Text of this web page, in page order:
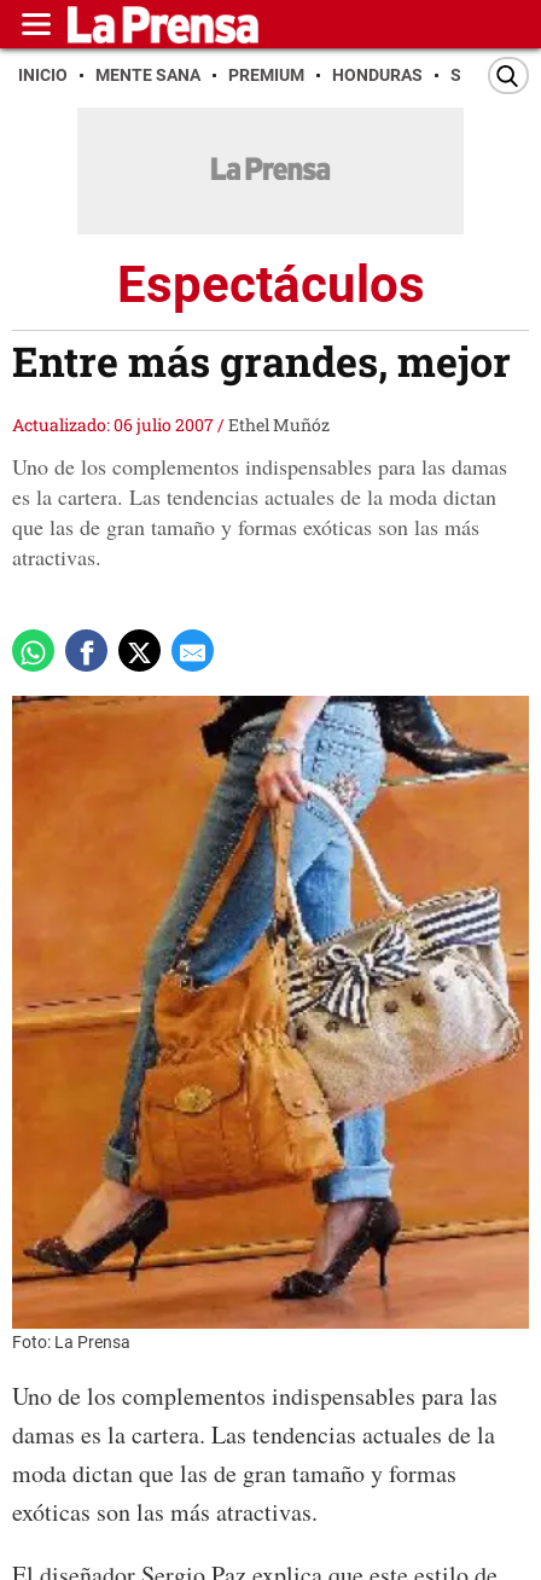
INICIO MENTE SANA PREMIUM HONDURAS SAN PEDRO
Espectáculos
Entre más grandes, mejor
Actualizado: 06 julio 2007/Ethel Muñóz
Uno de los complementos indispensables para las damas
es la cartera. Las tendencias actuales de la moda dictan
que las de gran tamaño y formas exóticas son las más
atractivas.
Foto: La Prensa
Uno de los complementos indispensables para las
damas es la cartera. Las tendencias actuales de la
moda dictan que las de gran tamaño y formas
exóticas son las más atractivas.